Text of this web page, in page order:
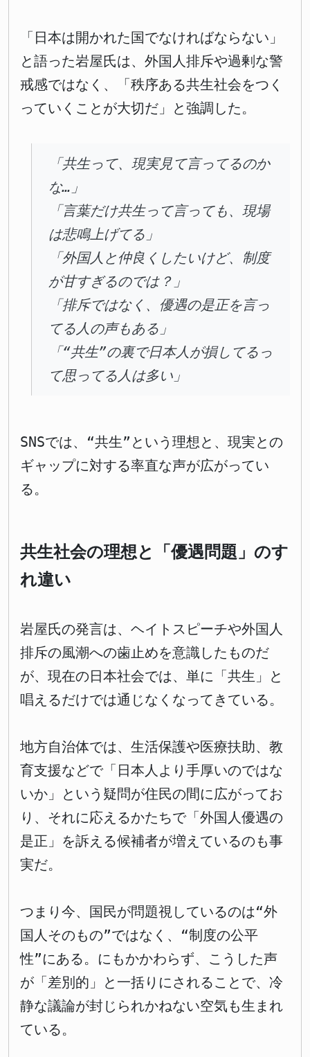
「日本は開かれた国でなければならない」
と語った岩屋氏は、外国人排斥や過剰な警
戒感ではなく、「秩序ある共生社会をつく
っていくことが大切だ」と強調した。
「共生って、現実見て言ってるのか
な…」
「言葉だけ共生って言っても、現場
は悲鳴上げてる」
「外国人と仲良くしたいけど、制度
が甘すぎるのでは？」
「排斥ではなく、優遇の是正を言っ
てる人の声もある」
「“共生”の裏で日本人が損してるっ
て思ってる人は多い」
SNSでは、“共生”という理想と、現実との
ギャップに対する率直な声が広がってい
る。
共生社会の理想と「優遇問題」のす
れ違い
岩屋氏の発言は、ヘイトスピーチや外国人
排斥の風潮への歯止めを意識したものだ
が、現在の日本社会では、単に「共生」と
唱えるだけでは通じなくなってきている。
地方自治体では、生活保護や医療扶助、教
育支援などで「日本人より手厚いのではな
いか」という疑問が住民の間に広がってお
り、それに応えるかたちで「外国人優遇の
是正」を訴える候補者が増えているのも事
実だ。
つまり今、国民が問題視しているのは“外
国人そのもの”ではなく、“制度の公平
性”にある。にもかかわらず、こうした声
が「差別的」と一括りにされることで、冷
静な議論が封じられかねない空気も生まれ
ている。